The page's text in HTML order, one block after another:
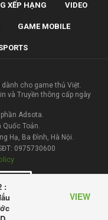
:
VIEW
XẾP HẠNG VIDEO
GAME MOBILE
dành cho game thủ Việt.
và Truyền thông cấp ngày
Adsota.
Quốc Toản.
Hạ, Ba Đình, Hà Nội.
0975730600